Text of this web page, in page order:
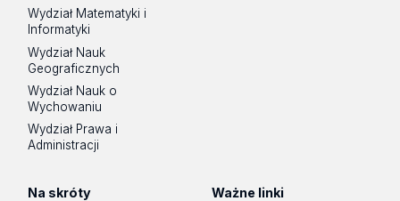
Wydział Matematyki i
Informatyki
Wydział Nauk
Geograficznych
Wydział Nauk o
Wychowaniu
Wydział Prawa i
Administracji
Na skróty Ważne linki